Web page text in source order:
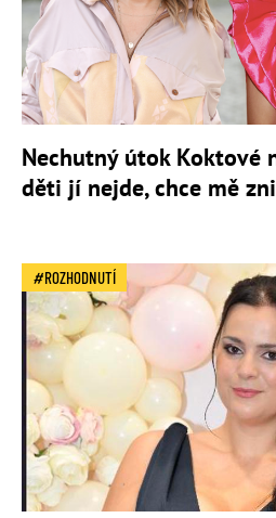
Nechutný útok Koktové
děti jí nejde, chce mě
ROZHODNUTÍ